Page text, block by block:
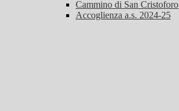
Cammino di San Cristoforo
Accoglienza a.s. 2024-25